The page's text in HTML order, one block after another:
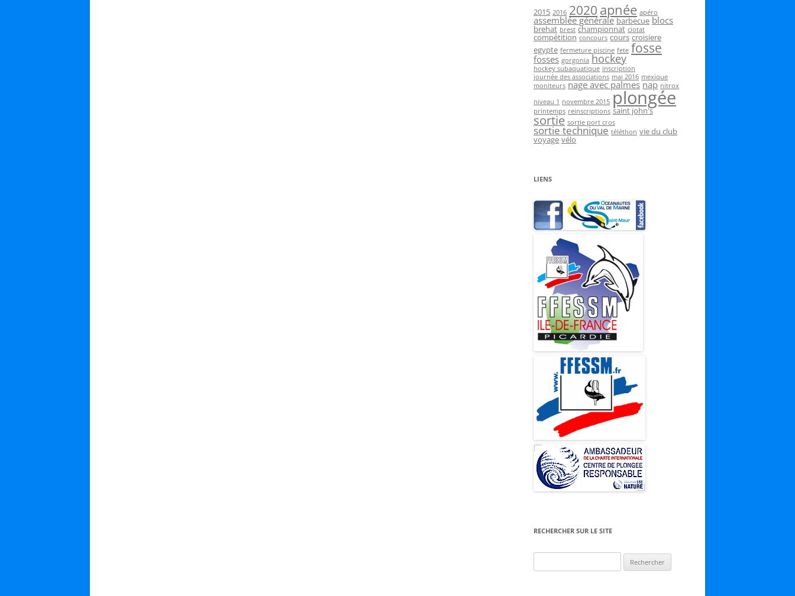
2015 2016 2020 apnée apéro
assemblée générale barbecue blocs
brehat brest championnat ciotat
compétition concours cours croisiere
egypte fermeture piscine fete fosse
fosses gorgonia hockey
hockey subaquatique inscription
journée des associations mai 2016 mexique
moniteurs nage avec palmes nap nitrox
niveau 1 novembre 2015 plongée
printemps reinscriptions saint john's
sortie sortie port cros
sortie technique téléthon vie du club
voyage vélo
LIENS
RECHERCHER SUR LE SITE